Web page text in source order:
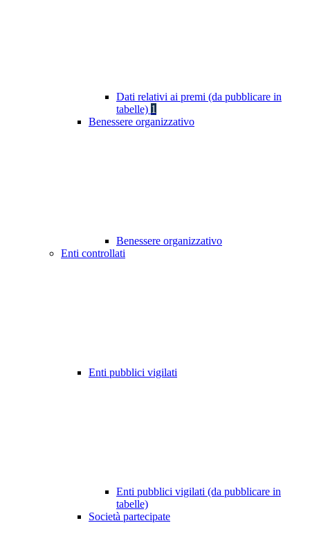
Dati relativi ai premi (da pubblicare in
tabelle) 1
Benessere organizzativo
Benessere organizzativo
Enti controllati
Enti pubblici vigilati
Enti pubblici vigilati (da pubblicare in
tabelle)
Società partecipate